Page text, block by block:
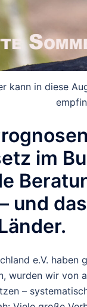
kann in diese
im
und das
.
e.V.
wurden wir von
–